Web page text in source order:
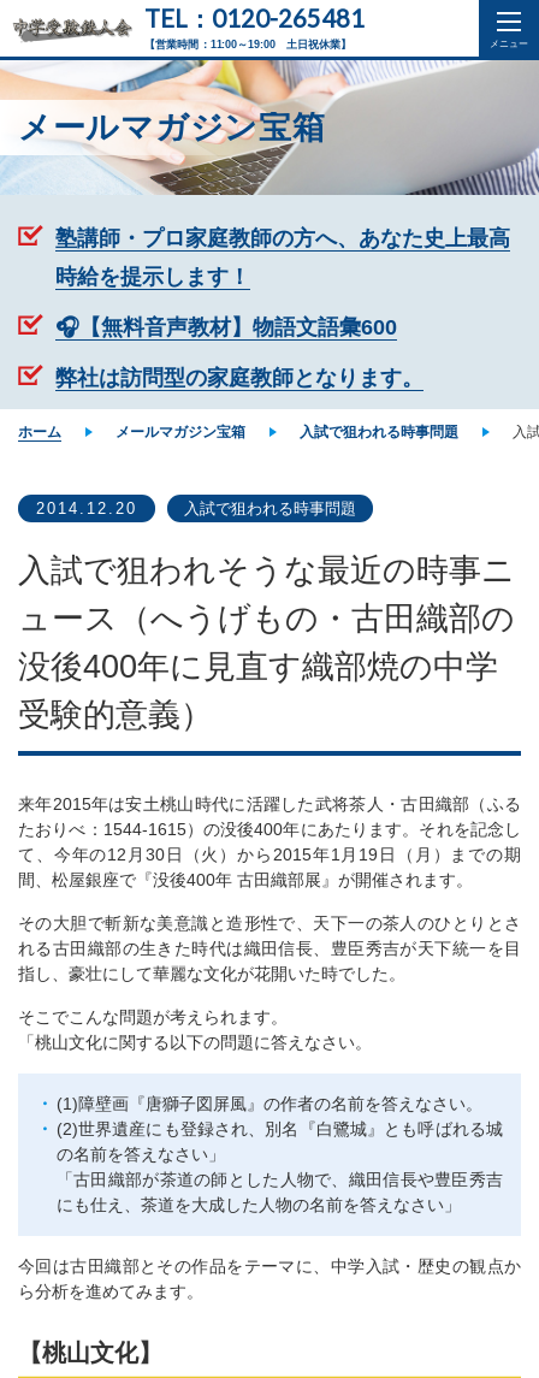
【営業時間：11:00～19:00 土日祝休業】
TEL：0120-265481
メールマガジン宝箱
塾講師・プロ家庭教師の方へ、あなた史上最高
時給を提示します！
🎧【無料音声教材】物語文語彙600
弊社は訪問型の家庭教師となります。
ホーム メールマガジン宝箱 入試で狙われる時事問題 入
2014.12.20 入試で狙われる時事問題
入試で狙われそうな最近の時事ニ
ュース（へうげもの・古田織部の
没後400年に見直す織部焼の中学
受験的意義）
来年2015年は安土桃山時代に活躍した武将茶人・古田織部（ふる
たおりべ：1544-1615）の没後400年にあたります。それを記念し
て、今年の12月30日（火）から2015年1月19日（月）までの期
間、松屋銀座で『没後400年 古田織部展』が開催されます。
その大胆で斬新な美意識と造形性で、天下一の茶人のひとりとさ
れる古田織部の生きた時代は織田信長、豊臣秀吉が天下統一を目
指し、豪壮にして華麗な文化が花開いた時でした。
そこでこんな問題が考えられます。
「桃山文化に関する以下の問題に答えなさい。
(1)障壁画『唐獅子図屏風』の作者の名前を答えなさい。
(2)世界遺産にも登録され、別名『白鷺城』とも呼ばれる城
の名前を答えなさい」
「古田織部が茶道の師とした人物で、織田信長や豊臣秀吉
にも仕え、茶道を大成した人物の名前を答えなさい」
今回は古田織部とその作品をテーマに、中学入試・歴史の観点か
ら分析を進めてみます。
【桃山文化】